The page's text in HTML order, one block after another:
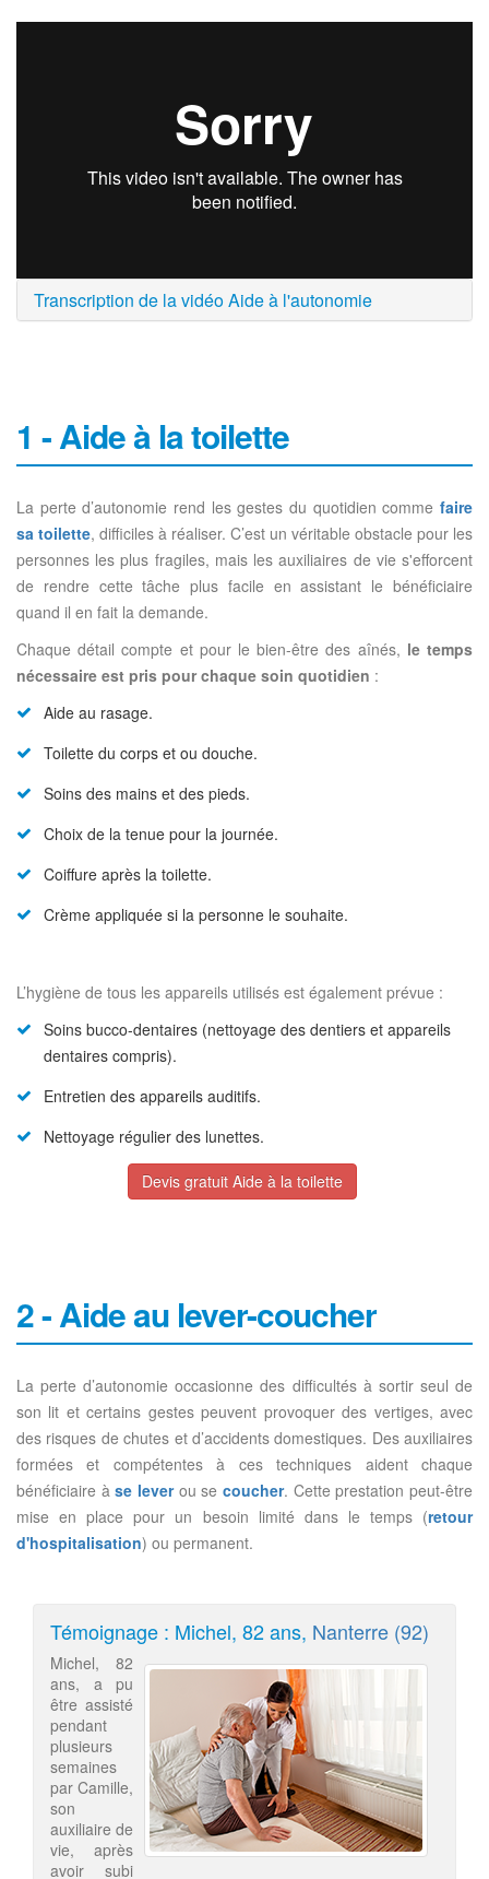
Transcription de la vidéo Aide à l'autonomie
1 - Aide à la toilette
La perte d’autonomie rend les gestes du quotidien comme faire
sa toilette, difficiles à réaliser. C’est un véritable obstacle pour les
personnes les plus fragiles, mais les auxiliaires de vie s'efforcent
de rendre cette tâche plus facile en assistant le bénéficiaire
quand il en fait la demande.
Chaque détail compte et pour le bien-être des aînés, le temps
nécessaire est pris pour chaque soin quotidien :
Aide au rasage.
Toilette du corps et ou douche.
Soins des mains et des pieds.
Choix de la tenue pour la journée.
Coiffure après la toilette.
Crème appliquée si la personne le souhaite.
L’hygiène de tous les appareils utilisés est également prévue :
Soins bucco-dentaires (nettoyage des dentiers et appareils
dentaires compris).
Entretien des appareils auditifs.
Nettoyage régulier des lunettes.
Devis gratuit Aide à la toilette
2 - Aide au lever-coucher
La perte d’autonomie occasionne des difficultés à sortir seul de
son lit et certains gestes peuvent provoquer des vertiges, avec
des risques de chutes et d’accidents domestiques. Des auxiliaires
formées et compétentes à ces techniques aident chaque
bénéficiaire àse leverou secoucher. Cette prestation peut-être
mise en place pour un besoin limité dans le temps (retour
d'hospitalisation) ou permanent.
Témoignage : Michel, 82 ans, Nanterre (92)
Michel, 82
ans, a pu
être assisté
pendant
plusieurs
semaines
par Camille,
son
auxiliaire de
vie, après
avoir subi